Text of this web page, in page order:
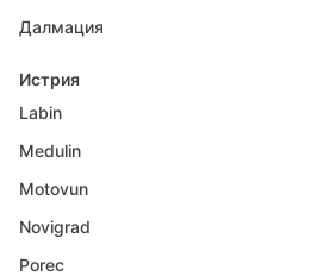
Далмация
Истрия
Labin
Medulin
Motovun
Novigrad
Porec